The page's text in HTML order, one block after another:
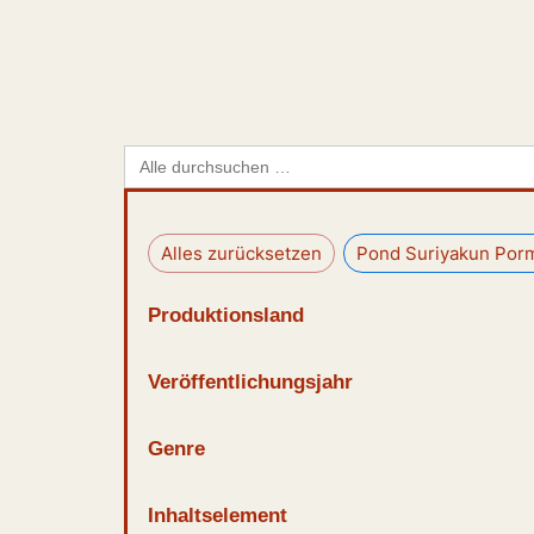
Search
for:
Alles zurücksetzen Pond Suriyakun
Produktionsland
Veröffentlichungsjahr
Genre
Inhaltselement